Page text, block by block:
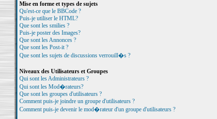
Mise en forme et types de sujets
Qu'est-ce que le BBCode ?
Puis-je utiliser le HTML?
Que sont les smilies ?
Puis-je poster des Images?
Que sont les Annonces ?
Que sont les Post-it ?
Que sont les sujets de discussions verrouill�s ?
Niveaux des Utilisateurs et Groupes
Qui sont les Administrateurs ?
Qui sont les Mod�rateurs?
Que sont les groupes d'utilisateurs ?
Comment puis-je joindre un groupe d'utilisateurs ?
Comment puis-je devenir le mod�rateur d'un groupe d'utilisateurs ?